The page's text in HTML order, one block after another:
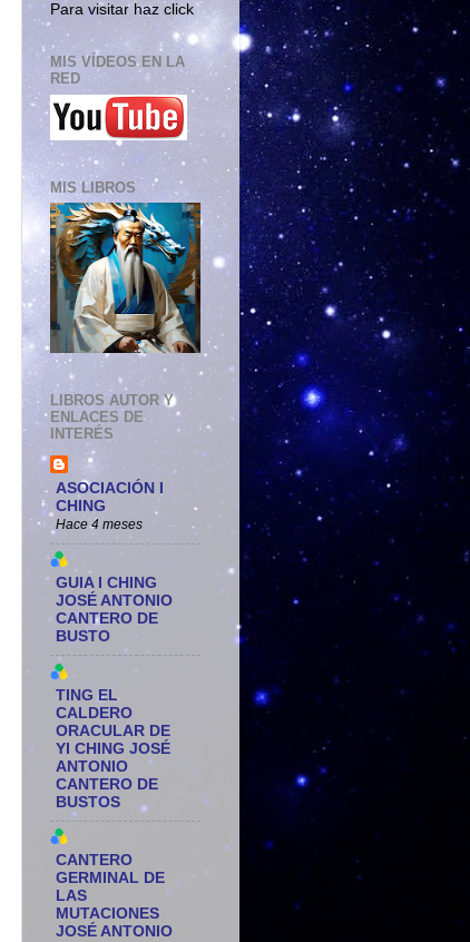
Para visitar haz click
MIS VÍDEOS EN LA
RED
MIS LIBROS
LIBROS AUTOR Y
ENLACES DE
INTERÉS
ASOCIACIÓN I
CHING
Hace 4 meses
GUIA I CHING
JOSÉ ANTONIO
CANTERO DE
BUSTO
TING EL
CALDERO
ORACULAR DE
YI CHING JOSÉ
ANTONIO
CANTERO DE
BUSTOS
CANTERO
GERMINAL DE
LAS
MUTACIONES
JOSÉ ANTONIO